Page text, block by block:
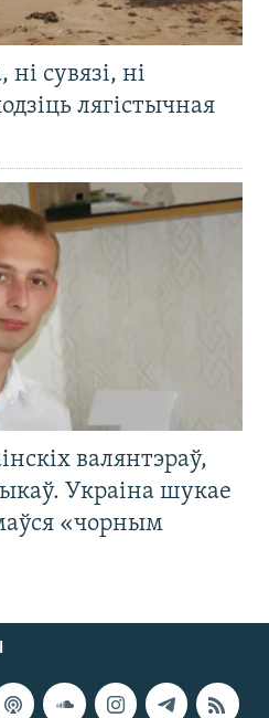
ні сувязі, ні
лягістычная
валянтэраў,
Украіна шукае
«чорным